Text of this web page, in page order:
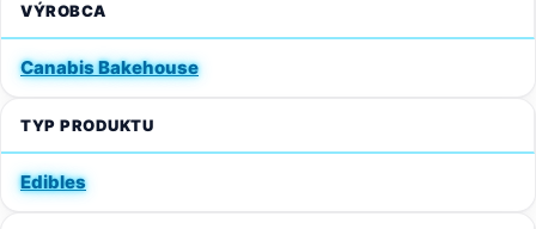
VÝROBCA
Canabis Bakehouse
TYP PRODUKTU
Edibles